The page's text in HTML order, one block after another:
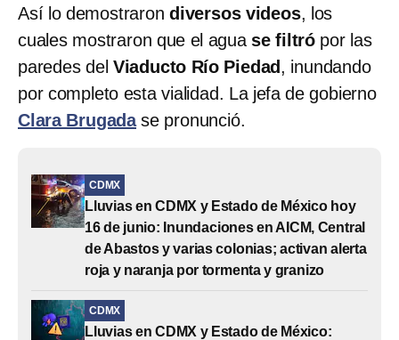
Así lo demostraron diversos videos, los
cuales mostraron que el agua se filtró por las
paredes del Viaducto Río Piedad , inundando
por completo esta vialidad. La jefa de gobierno
Clara Brugadase pronunció.
CDMX
Lluvias en CDMX y Estado de México hoy
16 de junio: Inundaciones en AICM, Central
de Abastos y varias colonias; activan alerta
roja y naranja por tormenta y granizo
CDMX
Lluvias en CDMX y Estado de México: